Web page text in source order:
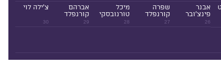
26
אבנר
פינצ'ובר
27
שפרה
קורנפלד
28
מיכל
טורנובסקי
29
אברהם
קורנפלד
30
צ'ילה לוי